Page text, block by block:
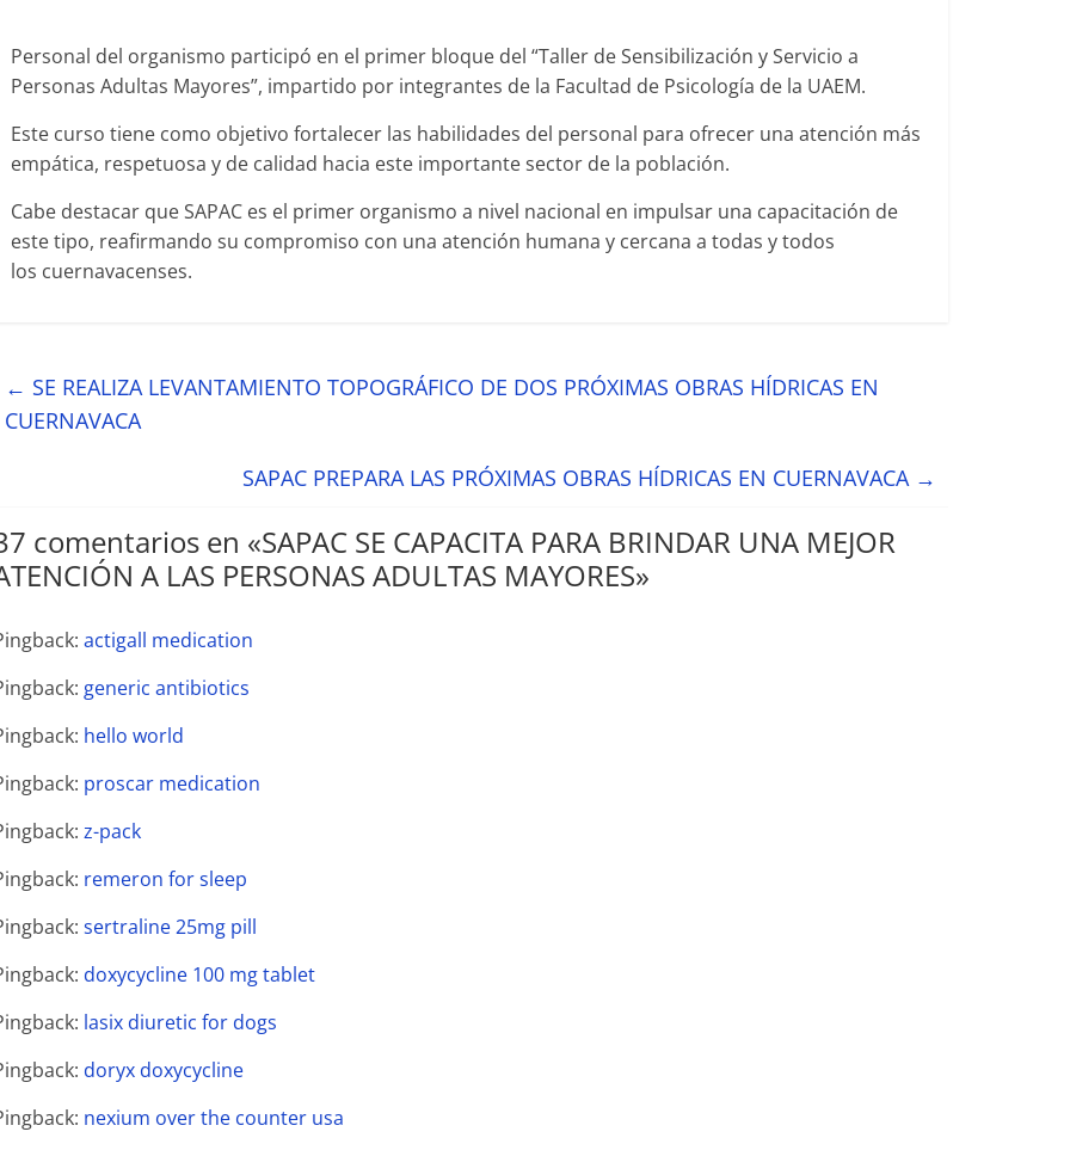
Personal del organismo participó en el primer bloque del “Taller de Sensibilización y Servicio a
Personas Adultas Mayores”, impartido por integrantes de la Facultad de Psicología de la UAEM.
Este curso tiene como objetivo fortalecer las habilidades del personal para ofrecer una atención más
empática, respetuosa y de calidad hacia este importante sector de la población.
Cabe destacar que SAPAC es el primer organismo a nivel nacional en impulsar una capacitación de
este tipo, reafirmando su compromiso con una atención humana y cercana a todas y todos
los cuernavacenses.
← SE REALIZA LEVANTAMIENTO TOPOGRÁFICO DE DOS PRÓXIMAS OBRAS HÍDRICAS EN
CUERNAVACA
SAPAC PREPARA LAS PRÓXIMAS OBRAS HÍDRICAS EN CUERNAVACA →
comentarios en «SAPAC SE CAPACITA PARA BRINDAR UNA MEJOR
A LAS PERSONAS ADULTAS MAYORES»
actigall medication
generic antibiotics
hello world
proscar medication
z-pack
remeron for sleep
sertraline 25mg pill
doxycycline 100 mg tablet
lasix diuretic for dogs
doryx doxycycline
nexium over the counter usa